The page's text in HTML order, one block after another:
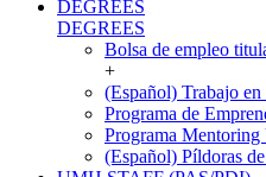
DEGREES
DEGREES
Bolsa de empleo
+
(Español) Trabajo
Programa de
Programa
(Español) Píldoras